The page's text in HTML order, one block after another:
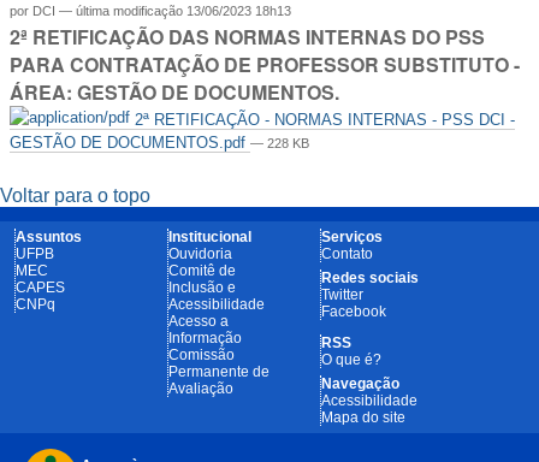
por DCI —última modificação 13/06/2023 18h13
2ª RETIFICAÇÃO DAS NORMAS INTERNAS DO PSS
PARA CONTRATAÇÃO DE PROFESSOR SUBSTITUTO -
ÁREA: GESTÃO DE DOCUMENTOS.
2ª RETIFICAÇÃO - NORMAS INTERNAS - PSS DCI -
GESTÃO DE DOCUMENTOS.pdf— 228 KB
Voltar para o topo
Assuntos
UFPB
MEC
CAPES
CNPq
Institucional
Ouvidoria
Comitê de
Inclusão e
Acessibilidade
Acesso a
Informação
Comissão
Permanente de
Avaliação
Serviços
Contato
Redes sociais
Twitter
Facebook
RSS
O que é?
Navegação
Acessibilidade
Mapa do site